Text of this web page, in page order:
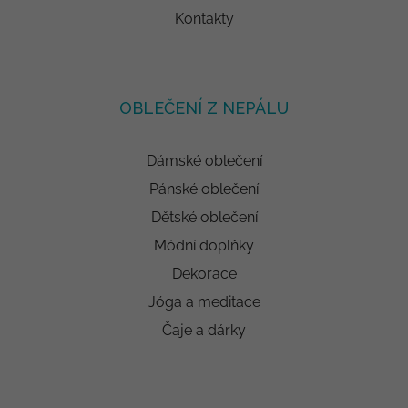
Kontakty
OBLEČENÍ Z NEPÁLU
Dámské oblečení
Pánské oblečení
Dětské oblečení
Módní doplňky
Dekorace
Jóga a meditace
Čaje a dárky